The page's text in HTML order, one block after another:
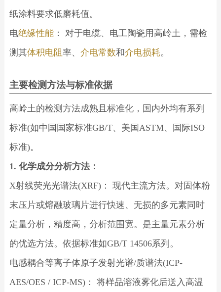
纸涂料要求低磨耗值。
电绝缘性能： 对于电缆、电工陶瓷用高岭土，需检
测其体积电阻率、 介电常数和介电损耗。
主要检测方法与标准依据
高岭土的检测方法成熟且标准化，国内外均有系列
标准(如中国国家标准GB/T、美国ASTM、国际ISO
标准)。
1. 化学成分分析方法：
X射线荧光光谱法(XRF)： 现代主流方法。对固体粉
末压片或熔融玻璃片进行快速、无损的多元素同时
定量分析，精度高，分析范围宽。是主量元素分析
的优选方法。依据标准如GB/T 14506系列。
电感耦合等离子体原子发射光谱/质谱法(ICP-
AES/OES / ICP-MS)： 将样品溶液雾化后送入高温